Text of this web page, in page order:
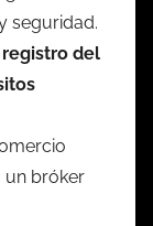
seguridad.
del
un bróker